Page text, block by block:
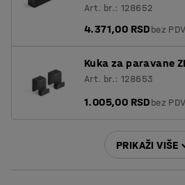
Art. br.: 128652
4.371,00 RSDbez
Kuka za paravane
Art. br.: 128653
1.005,00 RSDbez
PRIKAŽI VIŠE